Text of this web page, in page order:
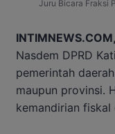
Juru Bicara Fraksi
Nasdem DPRD
pemerintah
maupun provinsi.
kemandirian fiskal